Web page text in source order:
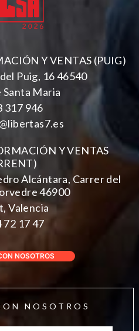
Y VENTAS (PUIG)
Puig, 16 46540
Santa Maria
317 946
Y VENTAS
Alcántara, Carrer del
46900
Valencia
72 17 47
NOSOTROS
NOSOTROS